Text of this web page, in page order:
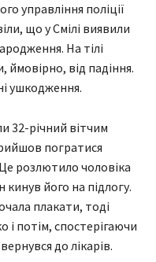
управління поліції
що у Смілі виявили
На тілі
ймовірно, від падіння.
ушкодження.
32-річний вітчим
погратися
розлютило чоловіка
кинув його на підлогу.
плакати, тоді
і потім, спостерігаючи
до лікарів.